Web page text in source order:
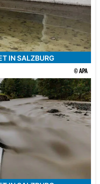
IN SALZBURG
© APA